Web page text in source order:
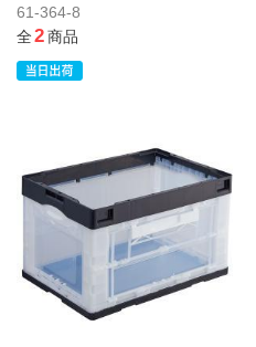
61-364-8
全2商品